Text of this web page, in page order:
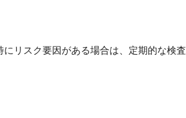
リスク要因がある場合は、定期的な検査